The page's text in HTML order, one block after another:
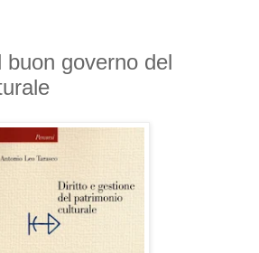
buon governo del